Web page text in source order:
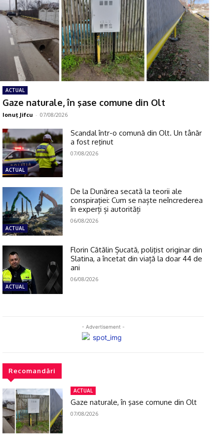
ACTUAL
Gaze naturale, în şase comune din Olt
Ionuţ Jifcu - 07/08/2026
ACTUAL
Scandal într-o comună din Olt. Un tânăr
a fost reţinut
07/08/2026
ACTUAL
De la Dunărea secată la teorii ale
conspirației: Cum se naște neîncrederea
în experți și autorități
06/08/2026
ACTUAL
Florin Cătălin Șucată, poliţist originar din
Slatina, a încetat din viață la doar 44 de
ani
06/08/2026
- Advertisement -
Recomandări
ACTUAL
Gaze naturale, în şase comune din Olt
07/08/2026